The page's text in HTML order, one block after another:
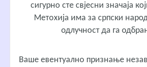
сигурно сте свјесни значаја
Метохија има за српски
одлучност да га
Ваше евентуално признање